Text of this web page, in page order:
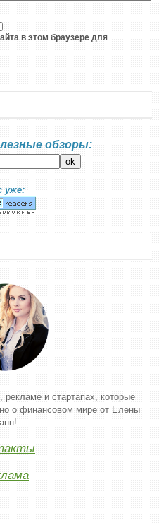
в этом браузере для
обзоры:
уже:
рекламе и стартапах, которые
о финансовом мире от Елены